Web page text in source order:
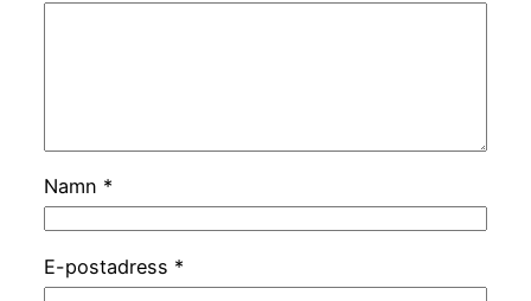
Namn *
E-postadress *